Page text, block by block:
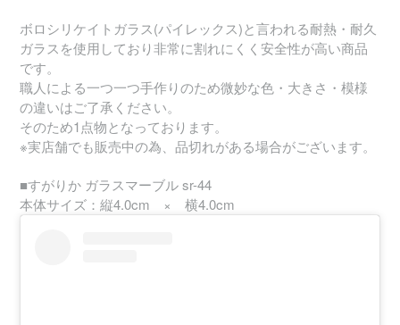
ボロシリケイトガラス(パイレックス)と言われる耐熱・耐久
ガラスを使用しており非常に割れにくく安全性が高い商品
です。
職人による一つ一つ手作りのため微妙な色・大きさ・模様
の違いはご了承ください。
そのため1点物となっております。
※実店舗でも販売中の為、品切れがある場合がございます。
■すがりか ガラスマーブル sr-44
本体サイズ：縦4.0cm × 横4.0cm